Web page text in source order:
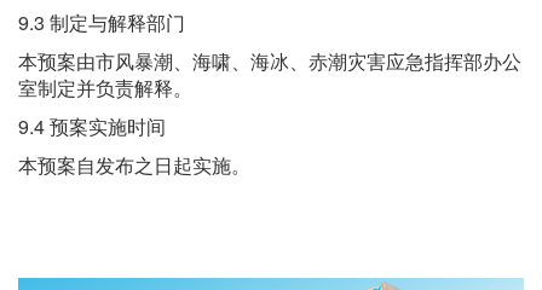
9.3 制定与解释部门
本预案由市风暴潮、海啸、海冰、赤潮灾害应急指挥部办公
室制定并负责解释。
9.4 预案实施时间
本预案自发布之日起实施。